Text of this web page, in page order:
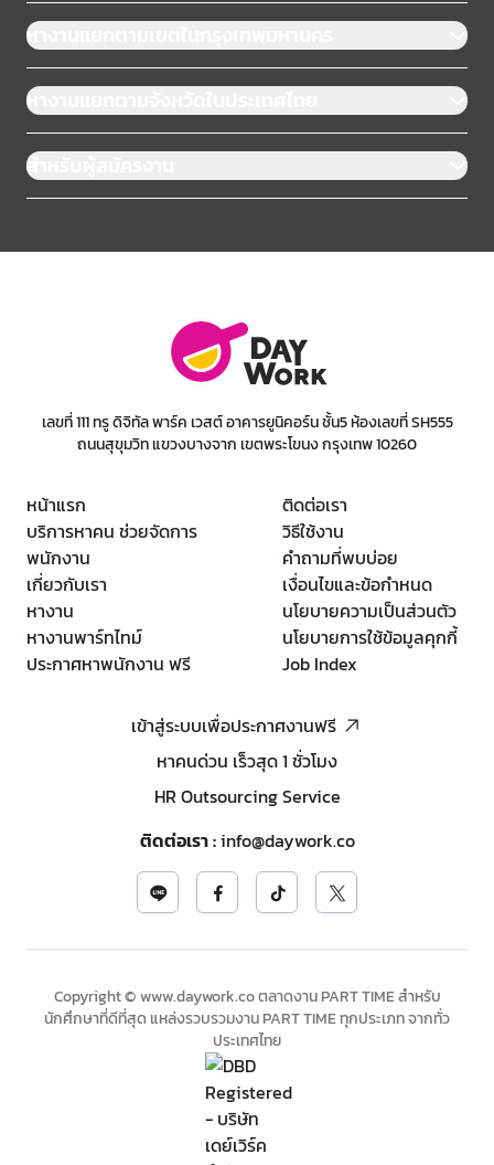
หางานแยกตามเขตในกรุงเทพมหานคร
หางานแยกตามจังหวัดในประเทศไทย
สำหรับผู้สมัครงาน
เลขที่ 111 ทรู ดิจิทัล พาร์ค เวสต์ อาคารยูนิคอร์น ชั้น5 ห้องเลขที่ SH555
ถนนสุขุมวิท แขวงบางจาก เขตพระโขนง กรุงเทพ 10260
หน้าแรก
บริการหาคน ช่วยจัดการ
พนักงาน
เกี่ยวกับเรา
หางาน
หางานพาร์ทไทม์
ประกาศหาพนักงาน ฟรี
ติดต่อเรา
วิธีใช้งาน
คำถามที่พบบ่อย
เงื่อนไขและข้อกำหนด
นโยบายความเป็นส่วนตัว
นโยบายการใช้ข้อมูลคุกกี้
Job Index
เข้าสู่ระบบเพื่อประกาศงานฟรี
หาคนด่วน เร็วสุด 1 ชั่วโมง
HR Outsourcing Service
ติดต่อเรา:info@daywork.co
Copyright © www.daywork.co ตลาดงาน PART TIME สำหรับ
นักศึกษาที่ดีที่สุด แหล่งรวบรวมงาน PART TIME ทุกประเภท จากทั่ว
ประเทศไทย